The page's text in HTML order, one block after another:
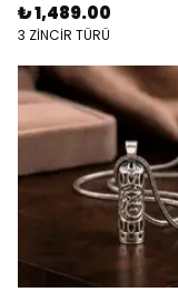
₺ 1,489.00
3 ZİNCİR TÜRÜ